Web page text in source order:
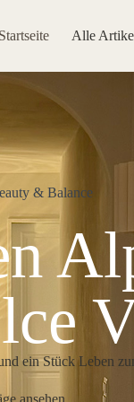
Startseite Alle
& Balance
ein Stück Leben
ansehen